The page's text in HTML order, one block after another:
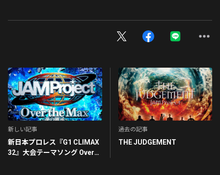
新しい記事
新日本プロレス『G1 CLIMAX
32』大会テーマソング Over
過去の記事
THE JUDGEMENT